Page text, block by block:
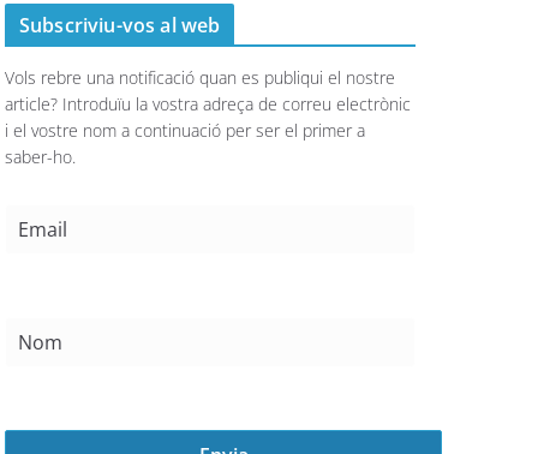
Subscriviu-vos al web
Vols rebre una notificació quan es publiqui el nostre
article? Introduïu la vostra adreça de correu electrònic
i el vostre nom a continuació per ser el primer a
saber-ho.